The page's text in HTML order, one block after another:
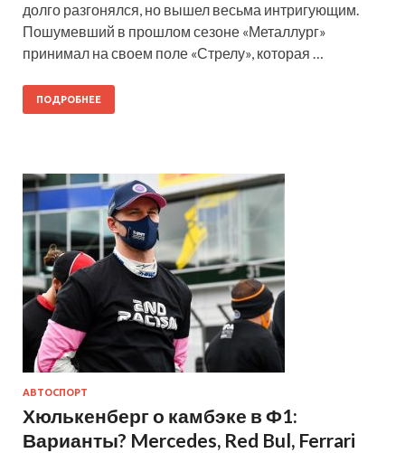
долго разгонялся, но вышел весьма интригующим.
Пошумевший в прошлом сезоне «Металлург»
принимал на своем поле «Стрелу», которая …
ПОДРОБНЕЕ
АВТОСПОРТ
Хюлькенберг о камбэке в Ф1:
Варианты? Mercedes, Red Bul, Ferrari